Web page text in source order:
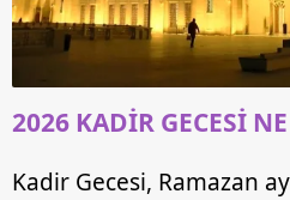
2026 KADİR GECESİ
Kadir Gecesi, Ramazan